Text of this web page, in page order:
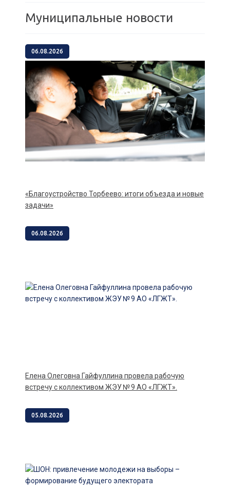
Муниципальные новости
06.08.2026
«Благоустройство Торбеево: итоги объезда и новые
задачи»
06.08.2026
Елена Олеговна Гайфуллина провела рабочую
встречу с коллективом ЖЭУ № 9 АО «ЛГЖТ».
05.08.2026